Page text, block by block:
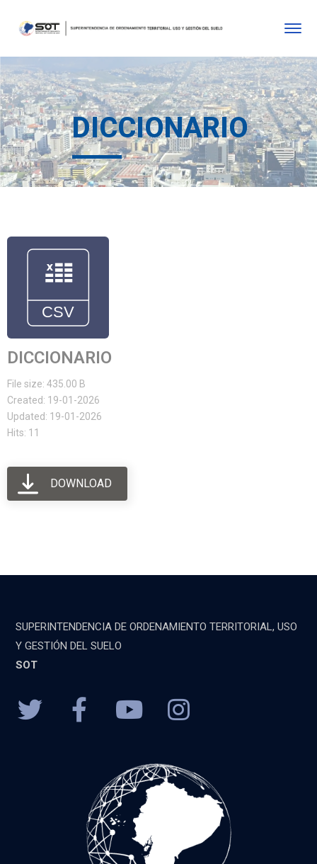
DICCIONARIO
DICCIONARIO
File size: 435.00 B
Created: 19-01-2026
Updated: 19-01-2026
Hits: 11
DOWNLOAD
SUPERINTENDENCIA DE ORDENAMIENTO TERRITORIAL, USO
Y GESTIÓN DEL SUELO
SOT